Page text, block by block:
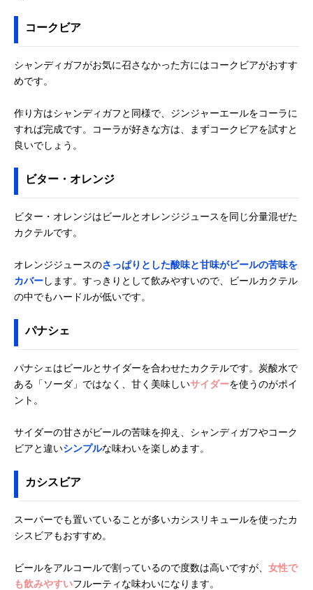
コークビア
シャンディガフがお気に召さなかった方にはコークビアがおすす
めです。
作り方はシャンディガフと同様で、ジンジャーエールをコーラに
すれば完成です。コーラが好きな方は、まずコークビアを試すと
良いでしょう。
ビター・オレンジ
ビター・オレンジはビールとオレンジジュースを同じ分量混ぜた
カクテルです。
オレンジジュースのさっぱりとした酸味と甘味がビールの苦味を
カバーします。すっきりとして飲みやすいので、ビールカクテル
の中でもハードルが低いです。
パナシェ
パナシェはビールとサイダーを合わせたカクテルです。炭酸水で
ある「ソーダ」ではなく、甘く美味しいサイダーを使うのがポイ
ント。
サイダーの甘さがビールの苦味を抑え、シャンディガフやコーク
ビアと違いシンプルな味わいを楽しめます。
カシスビア
スーパーでも置いていることが多いカシスリキュールを使ったカ
シスビアもおすすめ。
ビールをアルコールで割っているので度数は高いですが、 女性で
も飲みやすいフルーティな味わいになります。